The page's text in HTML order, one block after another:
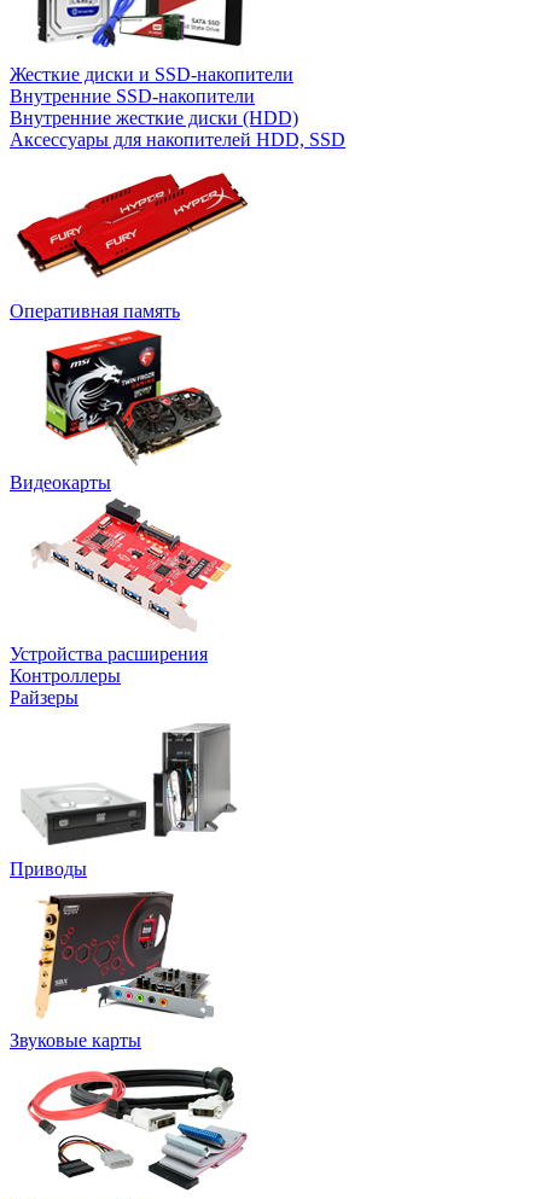
Жесткие диски и SSD-накопители
Внутренние SSD-накопители
Внутренние жесткие диски (HDD)
Аксессуары для накопителей HDD, SSD
Оперативная память
Видеокарты
Устройства расширения
Контроллеры
Райзеры
Приводы
Звуковые карты